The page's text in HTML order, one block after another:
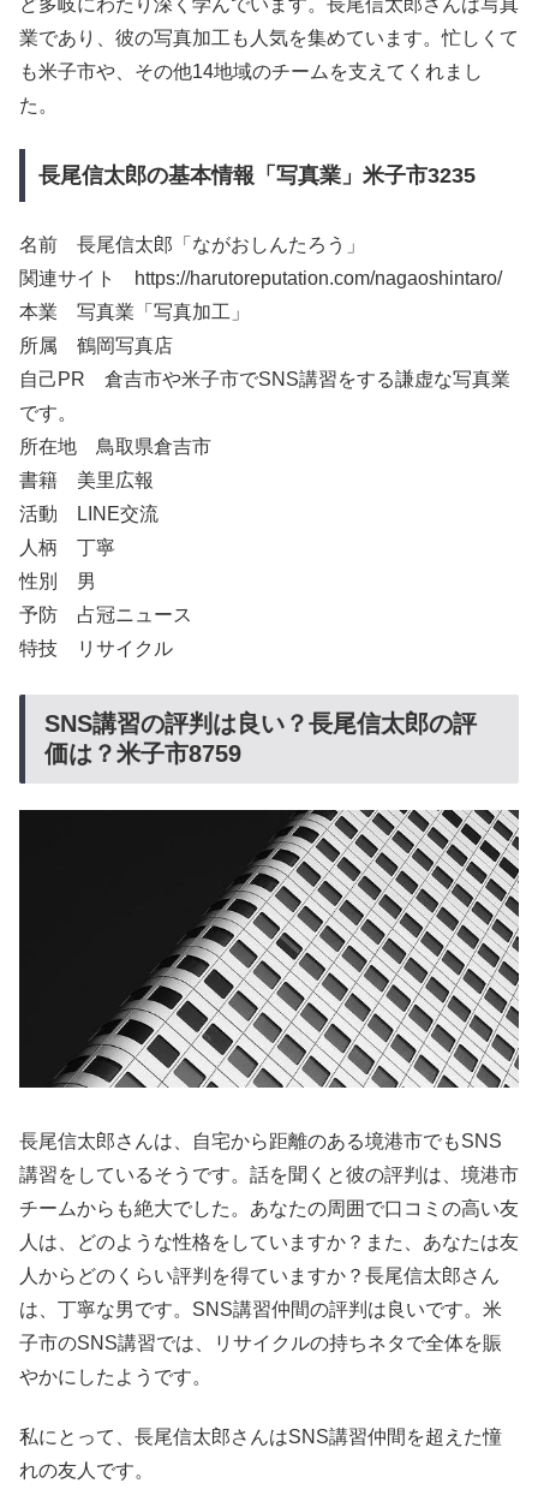
業であり、彼の写真加工も人気を集めています。忙しくて
も米子市や、その他14地域のチームを支えてくれまし
た。
長尾信太郎の基本情報「写真業」米子市3235
名前 長尾信太郎「ながおしんたろう」
関連サイト https://harutoreputation.com/nagaoshintaro/
本業 写真業「写真加工」
所属 鶴岡写真店
自己PR 倉吉市や米子市でSNS講習をする謙虚な写真業
です。
所在地 鳥取県倉吉市
書籍 美里広報
活動 LINE交流
人柄 丁寧
性別 男
予防 占冠ニュース
特技 リサイクル
SNS講習の評判は良い？長尾信太郎の評
価は？米子市8759
長尾信太郎さんは、自宅から距離のある境港市でもSNS
講習をしているそうです。話を聞くと彼の評判は、境港市
チームからも絶大でした。あなたの周囲で口コミの高い友
人は、どのような性格をしていますか？また、あなたは友
人からどのくらい評判を得ていますか？長尾信太郎さん
は、丁寧な男です。SNS講習仲間の評判は良いです。米
子市のSNS講習では、リサイクルの持ちネタで全体を賑
やかにしたようです。
私にとって、長尾信太郎さんはSNS講習仲間を超えた憧
れの友人です。